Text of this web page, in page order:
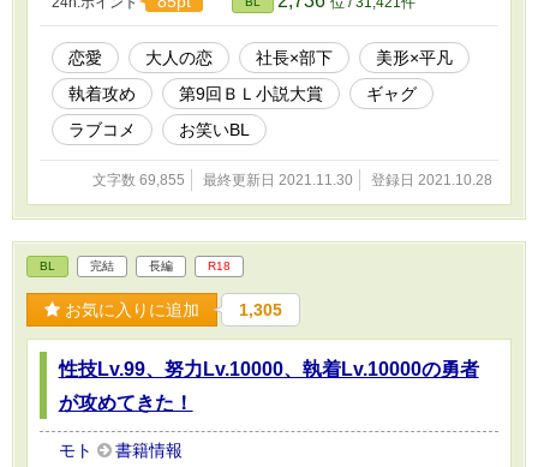
恋愛 大人の恋 社長×部下
美形×平凡
執着攻め
第9回ＢＬ小説大賞
ギャグ
ラブコメ
お笑いBL
文字数 69,855 最終更新日 2021.11.30 登録日 2021.10.28
BL 完結 長編 R18
お気に入りに追加 1,305
性技Lv.99、努力Lv.10000、執着Lv.10000の勇者
が攻めてきた！
モト 書籍情報